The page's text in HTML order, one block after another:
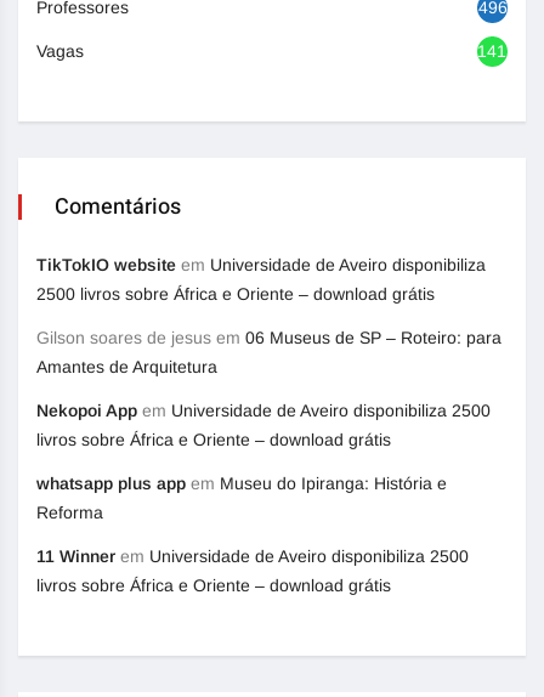
Professores 496
Vagas 1417
Comentários
TikTokIO website em Universidade de Aveiro disponibiliza
2500 livros sobre África e Oriente – download grátis
Gilson soares de jesus em 06 Museus de SP – Roteiro: para
Amantes de Arquitetura
Nekopoi App em Universidade de Aveiro disponibiliza 2500
livros sobre África e Oriente – download grátis
whatsapp plus app em Museu do Ipiranga: História e
Reforma
11 Winner em Universidade de Aveiro disponibiliza 2500
livros sobre África e Oriente – download grátis